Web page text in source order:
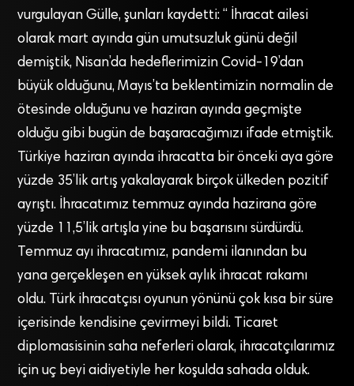
vurgulayan Gülle, şunları kaydetti: “ İhracat ailesi
olarak mart ayında gün umutsuzluk günü değil
demiştik, Nisan’da hedeflerimizin Covid-19’dan
büyük olduğunu, Mayıs’ta beklentimizin normalin de
ötesinde olduğunu ve haziran ayında geçmişte
olduğu gibi bugün de başaracağımızı ifade etmiştik.
Türkiye haziran ayında ihracatta bir önceki aya göre
yüzde 35’lik artış yakalayarak birçok ülkeden pozitif
ayrıştı. İhracatımız temmuz ayında hazirana göre
yüzde 11,5’lik artışla yine bu başarısını sürdürdü.
Temmuz ayı ihracatımız, pandemi ilanından bu
yana gerçekleşen en yüksek aylık ihracat rakamı
oldu. Türk ihracatçısı oyunun yönünü çok kısa bir süre
içerisinde kendisine çevirmeyi bildi. Ticaret
diplomasisinin saha neferleri olarak, ihracatçılarımız
için uç beyi aidiyetiyle her koşulda sahada olduk.